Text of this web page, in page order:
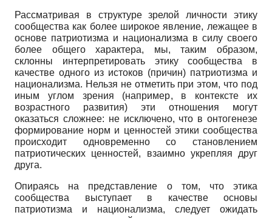
Рассматривая в структуре зрелой личности этику
сообщества как более широкое явление, лежащее в
основе патриотизма и национализма в силу своего
более общего характера, мы, таким образом,
склонны интерпретировать этику сообщества в
качестве одного из истоков (причин) патриотизма и
национализма. Нельзя не отметить при этом, что под
иным углом зрения (например, в контексте их
возрастного развития) эти отношения могут
оказаться сложнее: не исключено, что в онтогенезе
формирование норм и ценностей этики сообщества
происходит одновременно со становлением
патриотических ценностей, взаимно укрепляя друг
друга.
Опираясь на представление о том, что этика
сообщества выступает в качестве основы
патриотизма и национализма, следует ожидать